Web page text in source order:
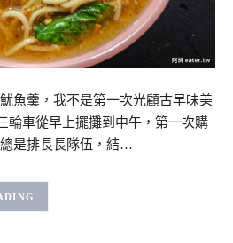
魚羹，我不是第一次光顧古早味美
輪車從早上擺攤到中午，第一次購
是排長長隊伍，結…